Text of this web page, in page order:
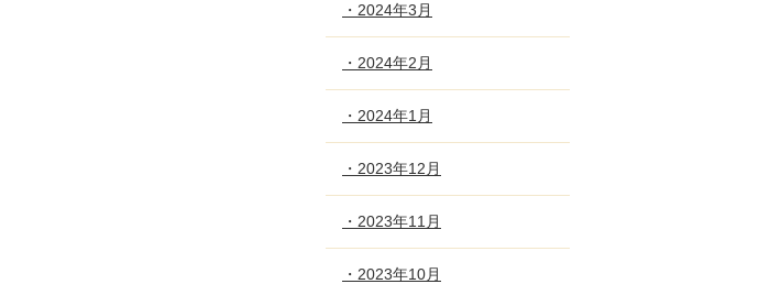
・2024年3月
・2024年2月
・2024年1月
・2023年12月
・2023年11月
・2023年10月